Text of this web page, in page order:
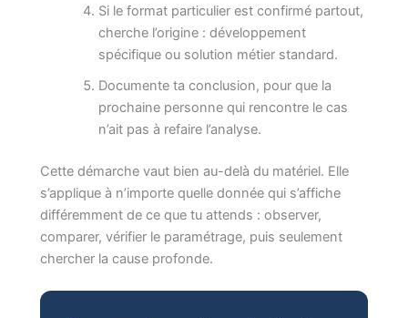
Si le format particulier est confirmé partout,
cherche l’origine : développement
spécifique ou solution métier standard.
Documente ta conclusion, pour que la
prochaine personne qui rencontre le cas
n’ait pas à refaire l’analyse.
Cette démarche vaut bien au-delà du matériel. Elle
s’applique à n’importe quelle donnée qui s’affiche
différemment de ce que tu attends : observer,
comparer, vérifier le paramétrage, puis seulement
chercher la cause profonde.